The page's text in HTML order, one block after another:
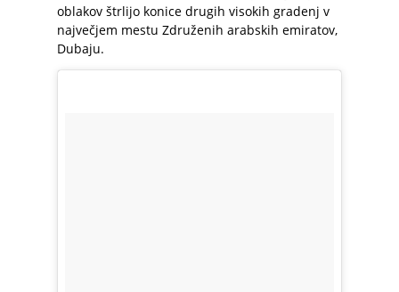
oblakov štrlijo konice drugih visokih gradenj v
največjem mestu Združenih arabskih emiratov,
Dubaju.